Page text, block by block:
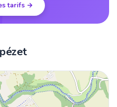
tarifs →